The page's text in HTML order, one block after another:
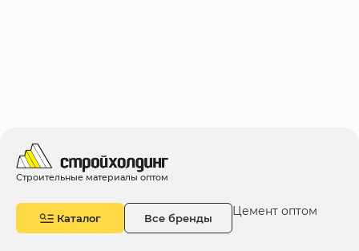
Строительные материалы оптом
Каталог Все бренды Цемент оптом